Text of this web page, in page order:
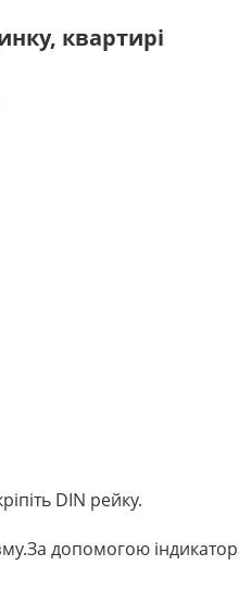
квартирі
DIN рейку.
За допомогою